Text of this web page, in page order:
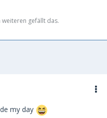
weiteren gefällt das.
my day